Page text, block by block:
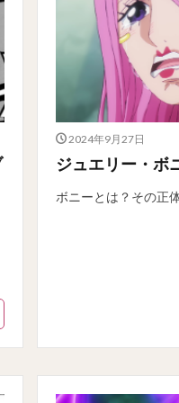
2024年9月27日
ジュエリー・ボ
ボニーとは？その正